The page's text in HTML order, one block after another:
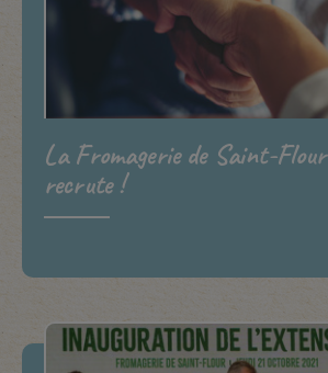
La Fromagerie de Saint-Flour
recrute !